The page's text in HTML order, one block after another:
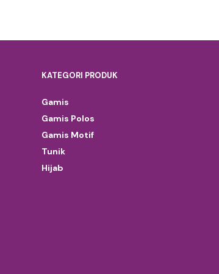
KATEGORI PRODUK
Gamis
Gamis Polos
Gamis Motif
Tunik
Hijab